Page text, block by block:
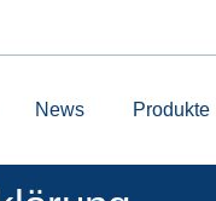
News Produkte